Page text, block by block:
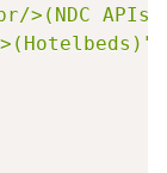
>(NDC
>(Hotelbeds)"]